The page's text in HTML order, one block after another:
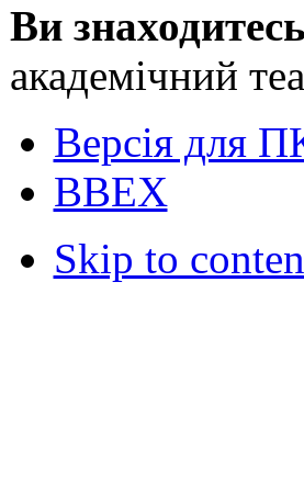
Ви
академічний
Версія для
ВВЕХ
Skip to